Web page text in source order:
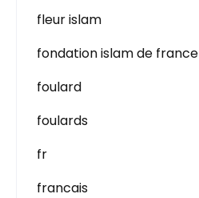
fleur islam
fondation islam de france
foulard
foulards
fr
francais